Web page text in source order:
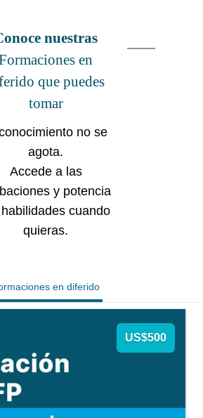
nuestras
en
que puedes
tomar
no se
agota.
Accede a las
y potencia
cuando
quieras.
en diferido
US$500